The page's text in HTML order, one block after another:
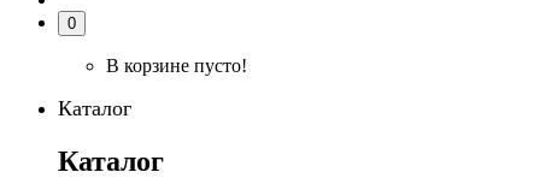
0
В корзине пусто!
Каталог
Каталог